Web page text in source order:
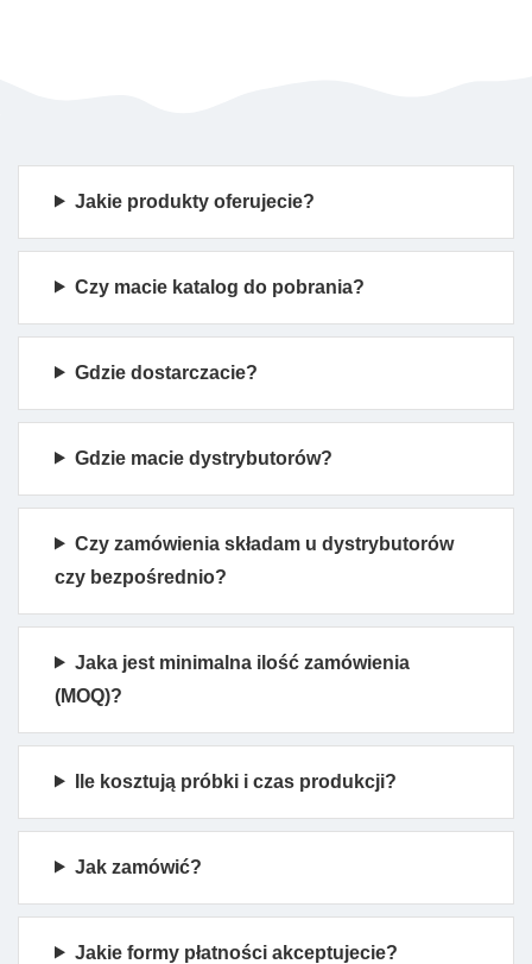
Jakie produkty oferujecie?
Czy macie katalog do pobrania?
Gdzie dostarczacie?
Gdzie macie dystrybutorów?
Czy zamówienia składam u dystrybutorów
czy bezpośrednio?
Jaka jest minimalna ilość zamówienia
(MOQ)?
Ile kosztują próbki i czas produkcji?
Jak zamówić?
Jakie formy płatności akceptujecie?